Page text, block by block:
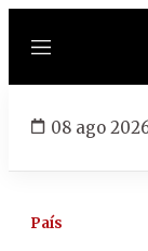
Menú
08 ago
País